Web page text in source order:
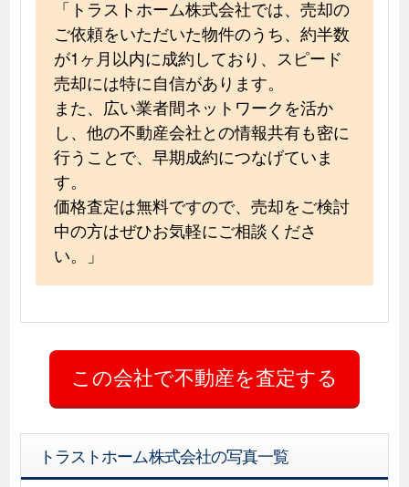
「トラストホーム株式会社では、売却の
ご依頼をいただいた物件のうち、約半数
が1ヶ月以内に成約しており、スピード
売却には特に自信があります。
また、広い業者間ネットワークを活か
し、他の不動産会社との情報共有も密に
行うことで、早期成約につなげていま
す。
価格査定は無料ですので、売却をご検討
中の方はぜひお気軽にご相談くださ
い。」
トラストホーム株式会社の写真一覧